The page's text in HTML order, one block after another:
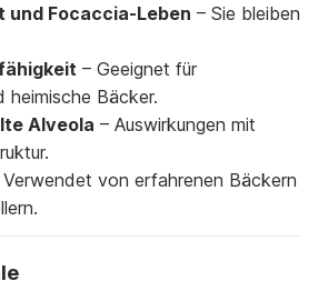
und Focaccia-Leben – Sie bleiben
– Geeignet für
heimische Bäcker.
Alveola – Auswirkungen mit
Verwendet von erfahrenen Bäckern